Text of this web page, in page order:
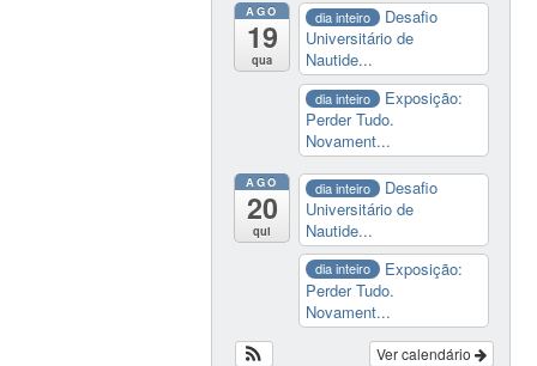
AGO
19
qua
dia inteiro
Desafio
Universitário de
Nautide...
dia inteiro
Exposição:
Perder Tudo.
Novament...
AGO
20
qui
dia inteiro
Desafio
Universitário de
Nautide...
dia inteiro
Exposição:
Perder Tudo.
Novament...
Ver calendário